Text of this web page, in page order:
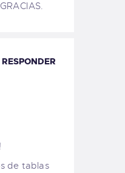
de tablas
RESPONDER